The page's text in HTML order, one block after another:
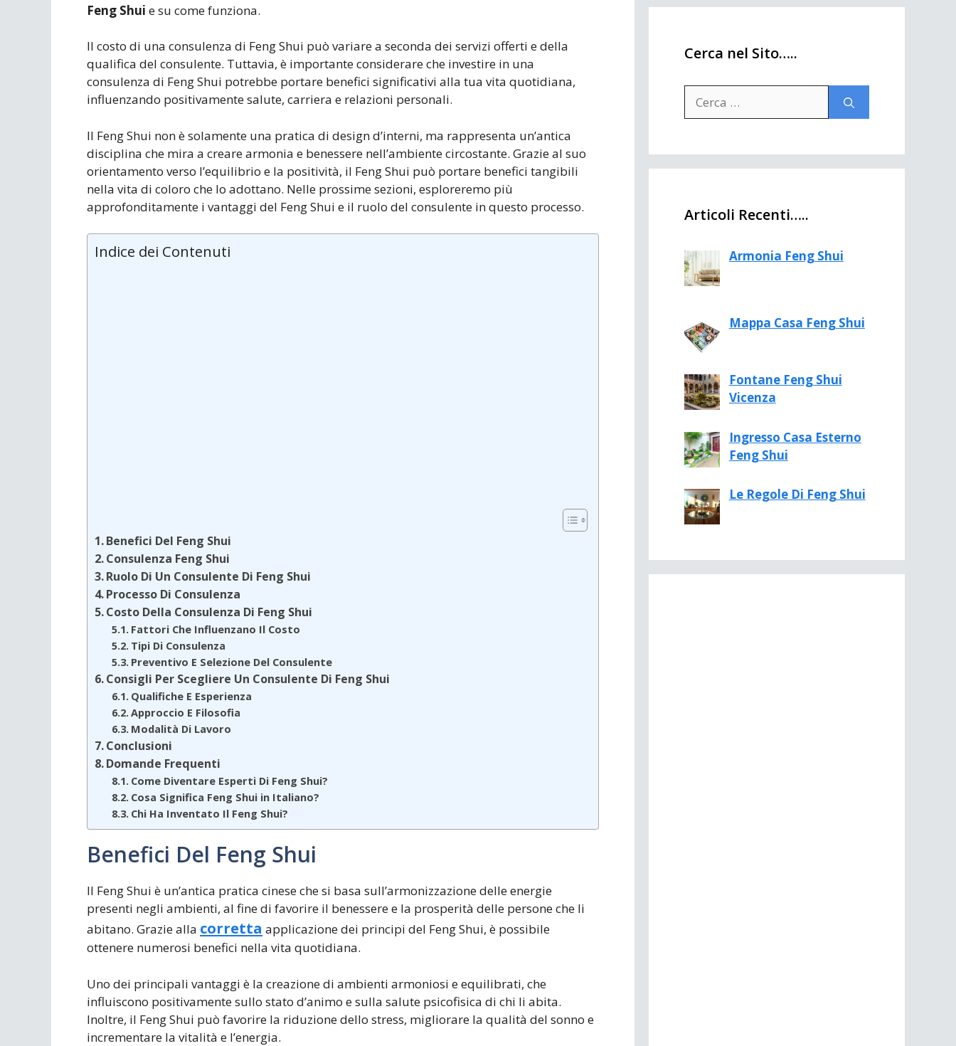
Feng Shui e su come funziona.
Il costo di una consulenza di Feng Shui può variare a seconda dei servizi offerti e della
qualifica del consulente. Tuttavia, è importante considerare che investire in una
consulenza di Feng Shui potrebbe portare benefici significativi alla tua vita quotidiana,
influenzando positivamente salute, carriera e relazioni personali.
Il Feng Shui non è solamente una pratica di design d’interni, ma rappresenta un’antica
disciplina che mira a creare armonia e benessere nell’ambiente circostante. Grazie al suo
orientamento verso l’equilibrio e la positività, il Feng Shui può portare benefici tangibili
nella vita di coloro che lo adottano. Nelle prossime sezioni, esploreremo più
approfonditamente i vantaggi del Feng Shui e il ruolo del consulente in questo processo.
Indice dei Contenuti
Benefici Del Feng Shui
Consulenza Feng Shui
Ruolo Di Un Consulente Di Feng Shui
Processo Di Consulenza
Costo Della Consulenza Di Feng Shui
Fattori Che Influenzano Il Costo
Tipi Di Consulenza
Preventivo E Selezione Del Consulente
Consigli Per Scegliere Un Consulente Di Feng Shui
Qualifiche E Esperienza
Approccio E Filosofia
Modalità Di Lavoro
Conclusioni
Domande Frequenti
Come Diventare Esperti Di Feng Shui?
Cosa Significa Feng Shui in Italiano?
Chi Ha Inventato Il Feng Shui?
Benefici Del Feng Shui
Il Feng Shui è un’antica pratica cinese che si basa sull’armonizzazione delle energie
presenti negli ambienti, al fine di favorire il benessere e la prosperità delle persone che li
abitano. Grazie alla corretta applicazione dei principi del Feng Shui, è possibile
ottenere numerosi benefici nella vita quotidiana.
Uno dei principali vantaggi è la creazione di ambienti armoniosi e equilibrati, che
influiscono positivamente sullo stato d’animo e sulla salute psicofisica di chi li abita.
Inoltre, il Feng Shui può favorire la riduzione dello stress, migliorare la qualità del sonno e
incrementare la vitalità e l’energia.
Cerca nel Sito…..
per:
Articoli Recenti…..
Armonia Feng Shui
Mappa Casa Feng Shui
Fontane Feng Shui
Vicenza
Ingresso Casa Esterno
Feng Shui
Le Regole Di Feng Shui